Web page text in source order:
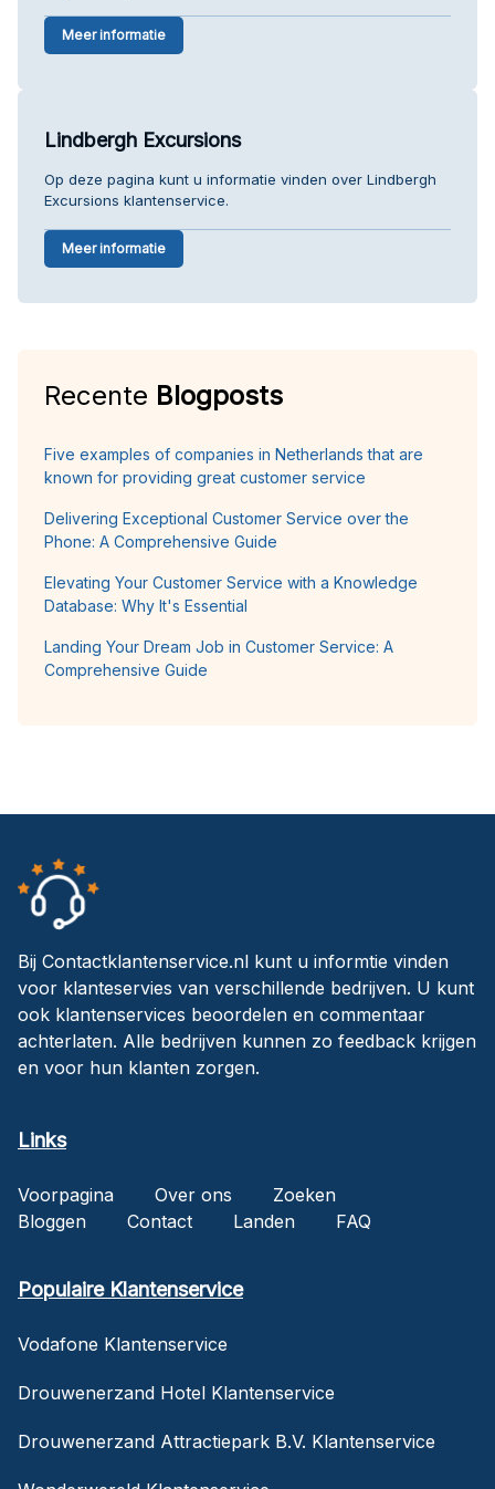
Meer informatie
Lindbergh Excursions
Op deze pagina kunt u informatie vinden over Lindbergh
Excursions klantenservice.
Meer informatie
Recente Blogposts
Five examples of companies in Netherlands that are
known for providing great customer service
Delivering Exceptional Customer Service over the
Phone: A Comprehensive Guide
Elevating Your Customer Service with a Knowledge
Database: Why It's Essential
Landing Your Dream Job in Customer Service: A
Comprehensive Guide
Bij Contactklantenservice.nl kunt u informtie vinden
voor klanteservies van verschillende bedrijven. U kunt
ook klantenservices beoordelen en commentaar
achterlaten. Alle bedrijven kunnen zo feedback krijgen
en voor hun klanten zorgen.
Links
Voorpagina Over ons
Zoeken
Bloggen
Contact Landen FAQ
Populaire Klantenservice
Vodafone Klantenservice
Drouwenerzand Hotel Klantenservice
Drouwenerzand Attractiepark B.V. Klantenservice